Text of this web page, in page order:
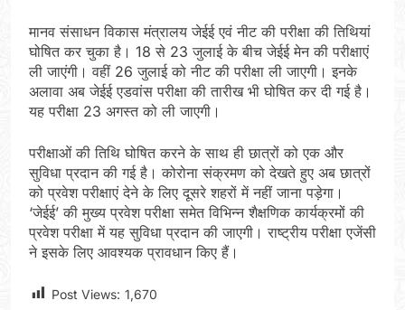
मानव संसाधन विकास मंत्रालय जेईई एवं नीट की परीक्षा की तिथियां
घोषित कर चुका है। 18 से 23 जुलाई के बीच जेईई मेन की परीक्षाएं
ली जाएंगी। वहीं 26 जुलाई को नीट की परीक्षा ली जाएगी। इनके
अलावा अब जेईई एडवांस परीक्षा की तारीख भी घोषित कर दी गई है।
यह परीक्षा 23 अगस्त को ली जाएगी।
परीक्षाओं की तिथि घोषित करने के साथ ही छात्रों को एक और
सुविधा प्रदान की गई है। कोरोना संक्रमण को देखते हुए अब छात्रों
को प्रवेश परीक्षाएं देने के लिए दूसरे शहरों में नहीं जाना पड़ेगा।
‘जेईई’ की मुख्य प्रवेश परीक्षा समेत विभिन्न शैक्षणिक कार्यक्रमों की
प्रवेश परीक्षा में यह सुविधा प्रदान की जाएगी। राष्ट्रीय परीक्षा एजेंसी
ने इसके लिए आवश्यक प्रावधान किए हैं।
Post Views: 1,670